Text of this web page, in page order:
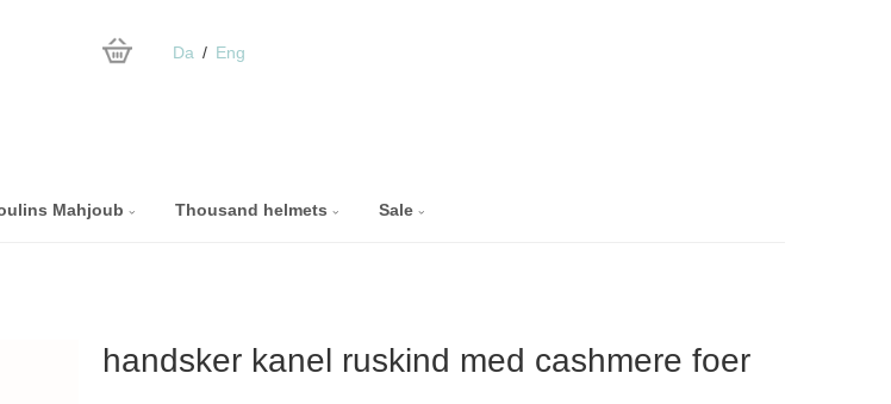
Da Eng
Mahjoub Thousand helmets Sale
handsker kanel ruskind med cashmere foer